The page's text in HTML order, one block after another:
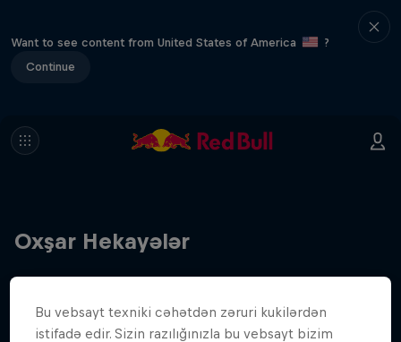
Want to see content from United States of America
?
Continue
Oxşar Hekayələr
Bu vebsayt texniki cəhətdən zəruri kukilərdən
istifadə edir. Sizin razılığınızla bu vebsayt bizim